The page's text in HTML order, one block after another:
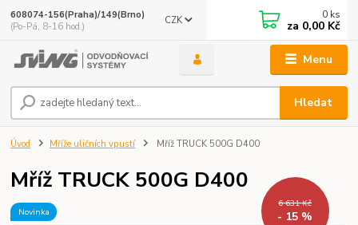
Menu
CZK
Hledat
608074-156(Praha)/149(Brno)
(Po-Pá, 8-16 hod.)
0 ks
za 0,00 Kč
Úvod Mříže uličních vpustí Mříž TRUCK 500G D400
Mříž TRUCK 500G D400
Novinka
6 631 Kč
- 15 %